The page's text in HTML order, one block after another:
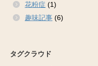
花粉症 (1)
趣味記事 (6)
タグクラウド